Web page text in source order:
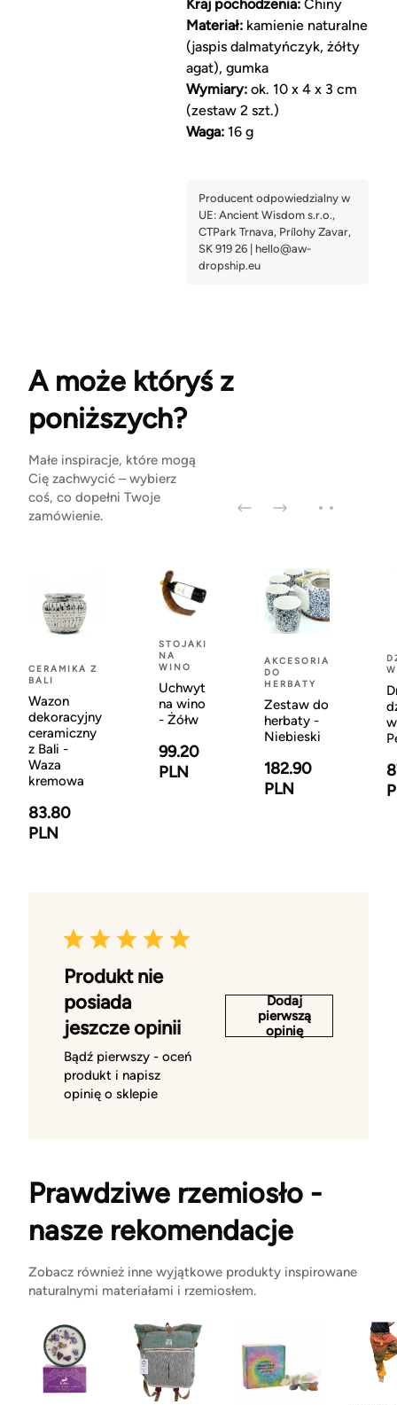
Kraj pochodzenia:Chiny
Materiał:kamienie naturalne
(jaspis dalmatyńczyk, żółty
agat), gumka
Wymiary:ok. 10 x 4 x 3 cm
(zestaw 2 szt.)
Waga:16 g
A może któryś z
poniższych?
Małe inspiracje, które mogą
Cię zachwycić – wybierz
coś, co dopełni Twoje
zamówienie.
CERAMIKA Z
BALI
Wazon
dekoracyjny
ceramiczny
z Bali -
Waza
kremowa
83.80
PLN
STOJAKI
NA
WINO
Uchwyt
na wino
- Żółw
99.20
PLN
AKCESORIA
DO
HERBATY
Zestaw do
herbaty -
Niebieski
182.90
PLN
Produkt nie
posiada
jeszcze opinii
Bądź pierwszy - oceń
produkt i napisz
opinię o sklepie
Dodaj
pierwszą
opinię
Prawdziwe rzemiosło -
nasze rekomendacje
Zobacz również inne wyjątkowe produkty inspirowane
naturalnymi materiałami i rzemiosłem.